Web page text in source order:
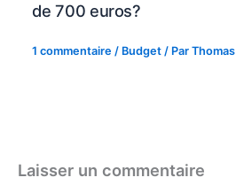
de 700 euros?
1 commentaire / Budget / ParThomas
Laisser un commentaire